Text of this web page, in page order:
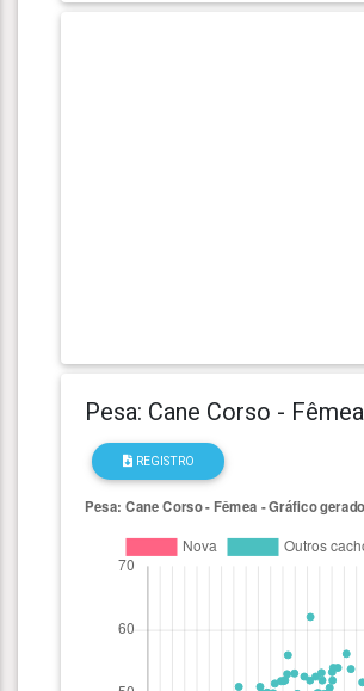
Pesa: Cane Corso - Fêmea
REGISTRO